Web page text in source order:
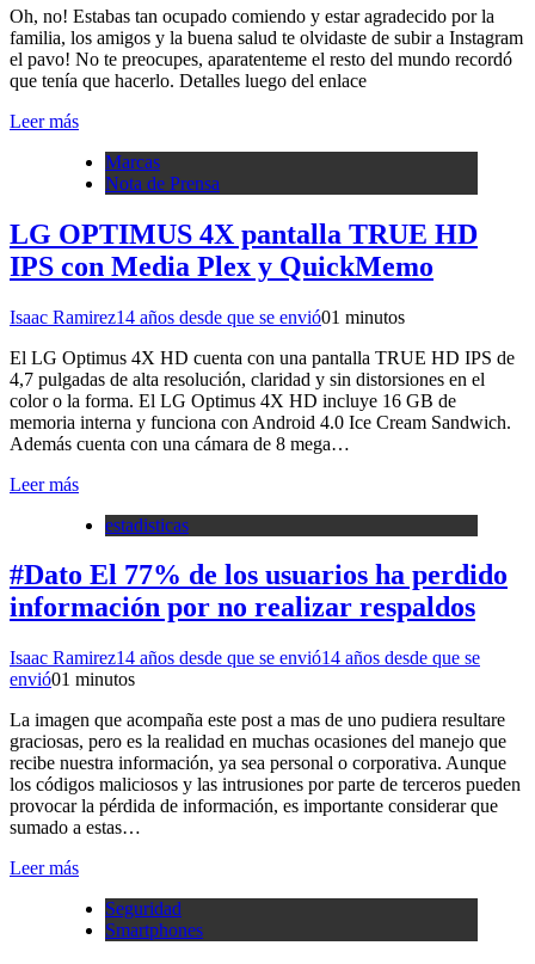
Oh, no! Estabas tan ocupado comiendo y estar agradecido por la
familia, los amigos y la buena salud te olvidaste de subir a Instagram
el pavo! No te preocupes, aparatenteme el resto del mundo recordó
que tenía que hacerlo. Detalles luego del enlace
Leer más
Marcas
Nota de Prensa
LG OPTIMUS 4X pantalla TRUE HD
IPS con Media Plex y QuickMemo
Isaac Ramirez14 años desde que se envió01 minutos
El LG Optimus 4X HD cuenta con una pantalla TRUE HD IPS de
4,7 pulgadas de alta resolución, claridad y sin distorsiones en el
color o la forma. El LG Optimus 4X HD incluye 16 GB de
memoria interna y funciona con Android 4.0 Ice Cream Sandwich.
Además cuenta con una cámara de 8 mega…
Leer más
estadisticas
#Dato El 77% de los usuarios ha perdido
información por no realizar respaldos
Isaac Ramirez14 años desde que se envió14 años desde que se
envió01 minutos
La imagen que acompaña este post a mas de uno pudiera resultare
graciosas, pero es la realidad en muchas ocasiones del manejo que
recibe nuestra información, ya sea personal o corporativa. Aunque
los códigos maliciosos y las intrusiones por parte de terceros pueden
provocar la pérdida de información, es importante considerar que
sumado a estas…
Leer más
Seguridad
Smartphones